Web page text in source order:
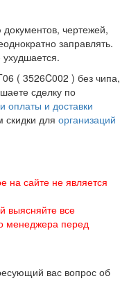
чертежей,
заправлять.
( 3526C002 ) без чипа,
сделку по
оплаты и доставки
скидки для организаций
на сайте не является
выясняйте все
менеджера перед
вас вопрос об